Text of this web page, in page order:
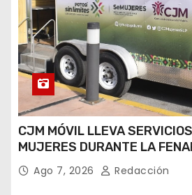
CJM MÓVIL LLEVA
MUJERES DURANTE LA
Ago 7, 2026 Redacción